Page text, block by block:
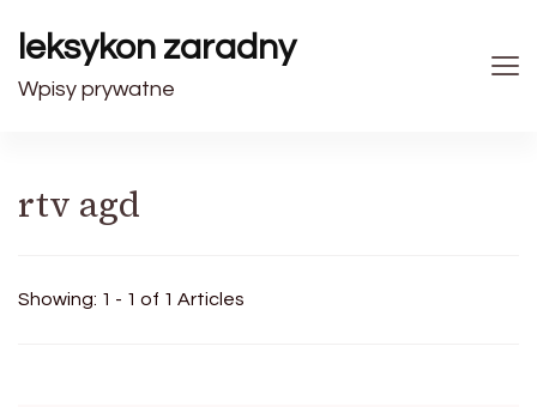
leksykon zaradny
Wpisy prywatne
rtv agd
Showing: 1 - 1 of 1 Articles